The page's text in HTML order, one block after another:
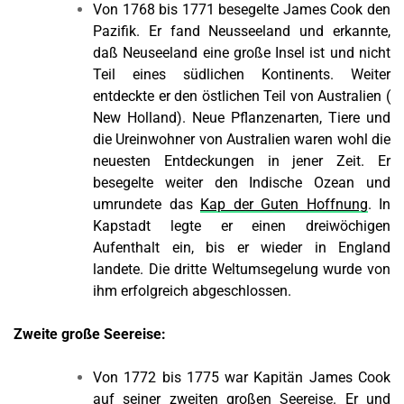
Von 1768 bis 1771 besegelte James Cook den
Pazifik. Er fand Neusseeland und erkannte,
daß Neuseeland eine große Insel ist und nicht
Teil eines südlichen Kontinents. Weiter
entdeckte er den östlichen Teil von Australien (
New Holland). Neue Pflanzenarten, Tiere und
die Ureinwohner von Australien waren wohl die
neuesten Entdeckungen in jener Zeit. Er
besegelte weiter den Indische Ozean und
umrundete das Kap der Guten Hoffnung. In
Kapstadt legte er einen dreiwöchigen
Aufenthalt ein, bis er wieder in England
landete. Die dritte Weltumsegelung wurde von
ihm erfolgreich abgeschlossen.
Zweite große Seereise:
Von 1772 bis 1775 war Kapitän James Cook
auf seiner zweiten großen Seereise. Er und